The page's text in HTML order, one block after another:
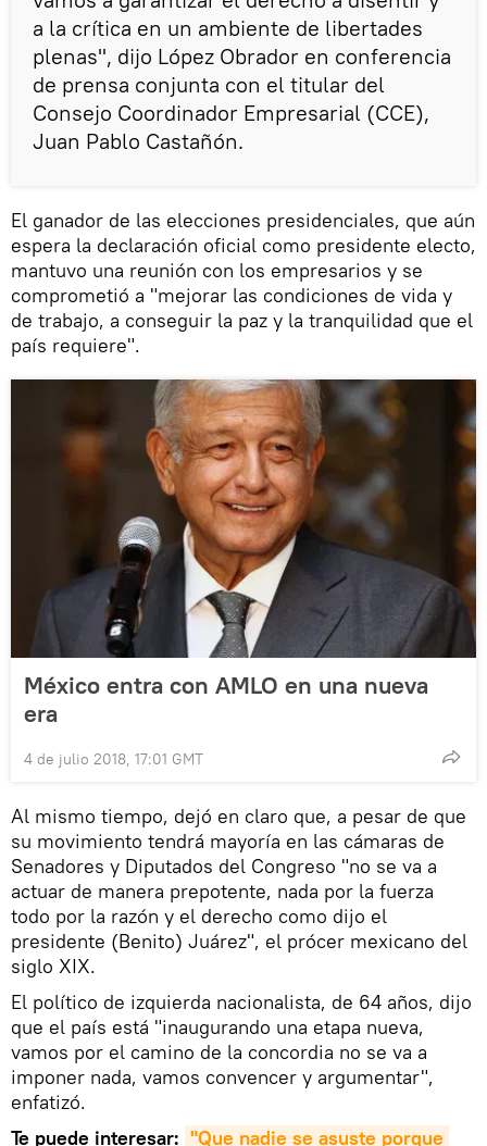
a la crítica en un ambiente de libertades
plenas", dijo López Obrador en conferencia
de prensa conjunta con el titular del
Consejo Coordinador Empresarial (CCE),
Juan Pablo Castañón.
El ganador de las elecciones presidenciales, que aún
espera la declaración oficial como presidente electo,
mantuvo una reunión con los empresarios y se
comprometió a "mejorar las condiciones de vida y
de trabajo, a conseguir la paz y la tranquilidad que el
país requiere".
México entra con AMLO en una nueva
era
4 de julio 2018, 17:01 GMT
Al mismo tiempo, dejó en claro que, a pesar de que
su movimiento tendrá mayoría en las cámaras de
Senadores y Diputados del Congreso "no se va a
actuar de manera prepotente, nada por la fuerza
todo por la razón y el derecho como dijo el
presidente (Benito) Juárez", el prócer mexicano del
siglo XIX.
El político de izquierda nacionalista, de 64 años, dijo
que el país está "inaugurando una etapa nueva,
vamos por el camino de la concordia no se va a
imponer nada, vamos convencer y argumentar",
enfatizó.
Te puede interesar: "Que nadie se asuste porque